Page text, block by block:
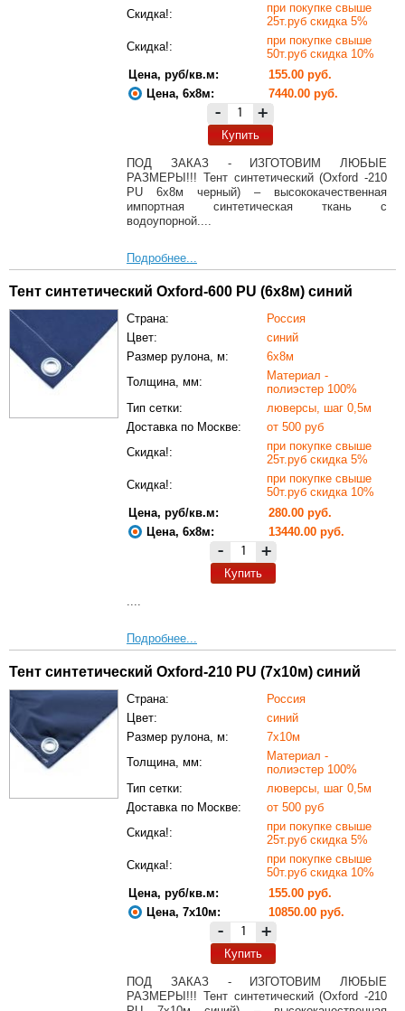
Скидка!:
при покупке свыше
25т.руб скидка 5%
Скидка!:
при покупке свыше
50т.руб скидка 10%
Цена, руб/кв.м:
155.00 руб.
Цена, 6х8м:
7440.00 руб.
- +
Купить
ПОД ЗАКАЗ - ИЗГОТОВИМ ЛЮБЫЕ
РАЗМЕРЫ!!! Тент синтетический (Oxford -210
PU 6х8м черный) – высококачественная
импортная синтетическая ткань с
водоупорной....
Подробнее...
Тент синтетический Oxford-600 PU (6х8м) синий
Страна:
Россия
Цвет:
синий
Размер рулона, м:
6х8м
Толщина, мм:
Материал -
полиэстер 100%
Тип сетки:
люверсы, шаг 0,5м
Доставка по Москве:
от 500 руб
Скидка!:
при покупке свыше
25т.руб скидка 5%
Скидка!:
при покупке свыше
50т.руб скидка 10%
Цена, руб/кв.м:
280.00 руб.
Цена, 6х8м:
13440.00 руб.
- +
Купить
....
Подробнее...
Тент синтетический Oxford-210 PU (7х10м) синий
Страна:
Россия
Цвет:
синий
Размер рулона, м:
7х10м
Толщина, мм:
Материал -
полиэстер 100%
Тип сетки:
люверсы, шаг 0,5м
Доставка по Москве:
от 500 руб
Скидка!:
при покупке свыше
25т.руб скидка 5%
Скидка!:
при покупке свыше
50т.руб скидка 10%
Цена, руб/кв.м:
155.00 руб.
Цена, 7х10м:
10850.00 руб.
- +
Купить
ПОД ЗАКАЗ - ИЗГОТОВИМ ЛЮБЫЕ
РАЗМЕРЫ!!! Тент синтетический (Oxford -210